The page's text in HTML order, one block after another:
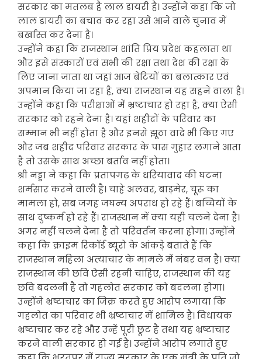
सरकार का मतलब है लाल डायरी है। उन्होंने कहा कि जो
लाल डायरी का बचाव कर रहा उसे आने वाले चुनाव में
बर्खास्त कर देना है।
उन्होंने कहा कि राजस्थान शांति प्रिय प्रदेश कहलाता था
और इसे संस्कारों एवं सभी की रक्षा तथा देश की रक्षा के
लिए जाना जाता था जहां आज बेटियों का बलात्कार एवं
अपमान किया जा रहा है, क्या राजस्थान यह सहने वाला है।
उन्होंने कहा कि परीक्षाओं में भ्रष्टाचार हो रहा है, क्या ऐसी
सरकार को रहने देना है। यहां शहीदों के परिवार का
सम्मान भी नहीं होता है और इनसे झूठा वादे भी किए गए
और जब शहीद परिवार सरकार के पास गुहार लगाने आता
है तो उसके साथ अच्छा बर्ताव नहीं होता।
श्री नड्डा ने कहा कि प्रतापगढ़ के धरियावाद की घटना
शर्मसार करने वाली है। चाहे अलवर, बाड़मेर, चूरू का
मामला हो, सब जगह जघन्य अपराध हो रहे हैं। बच्चियों के
साथ दुष्कर्म हो रहे हैं। राजस्थान में क्या यही चलने देना है।
अगर नहीं चलने देना है तो परिवर्तन करना होगा। उन्होंने
कहा कि क्राइम रिकॉर्ड ब्यूरो के आंकड़े बताते हैं कि
राजस्थान महिला अत्याचार के मामले में नंबर वन है। क्या
राजस्थान की छवि ऐसी रहनी चाहिए, राजस्थान की यह
छवि बदलनी है तो गहलोत सरकार को बदलना होगा।
उन्होंने भ्रष्टाचार का जिक्र करते हुए आरोप लगाया कि
गहलोत का परिवार भी भ्रष्टाचार में शामिल है। विधायक
भ्रष्टाचार कर रहे और उन्हें पूरी छूट है तथा यह भ्रष्टाचार
करने वाली सरकार हो गई है। उन्होंने आरोप लगाते हुए